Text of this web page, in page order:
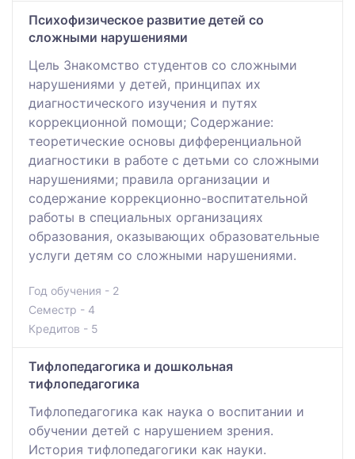
Психофизическое развитие детей со
сложными нарушениями
Цель Знакомство студентов со сложными
нарушениями у детей, принципах их
диагностического изучения и путях
коррекционной помощи; Содержание:
теоретические основы дифференциальной
диагностики в работе с детьми со сложными
нарушениями; правила организации и
содержание коррекционно-воспитательной
работы в специальных организациях
образования, оказывающих образовательные
услуги детям со сложными нарушениями.
Год обучения - 2
Семестр - 4
Кредитов - 5
Тифлопедагогика и дошкольная
тифлопедагогика
Тифлопедагогика как наука о воспитании и
обучении детей с нарушением зрения.
История тифлопедагогики как науки.